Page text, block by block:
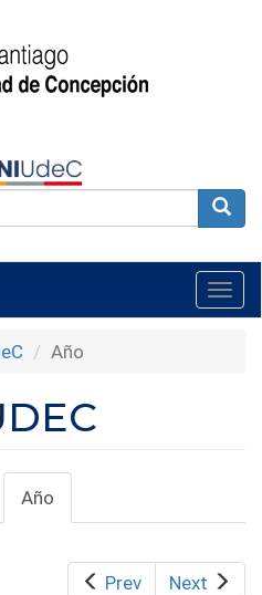
Año
Año
activa)
Prev Next